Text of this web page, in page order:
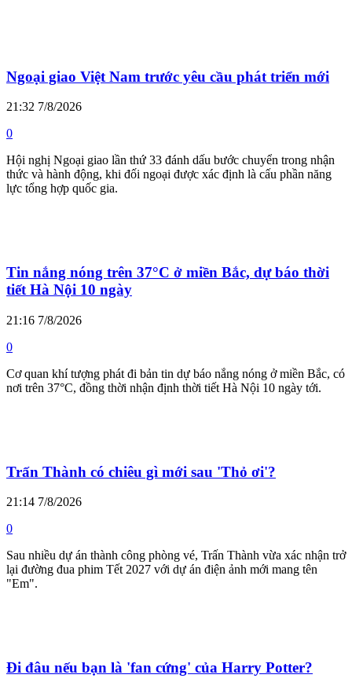
Ngoại giao Việt Nam trước yêu cầu phát triển mới
21:32 7/8/2026
0
Hội nghị Ngoại giao lần thứ 33 đánh dấu bước chuyển trong nhận
thức và hành động, khi đối ngoại được xác định là cấu phần năng
lực tổng hợp quốc gia.
Tin nắng nóng trên 37°C ở miền Bắc, dự báo thời
tiết Hà Nội 10 ngày
21:16 7/8/2026
0
Cơ quan khí tượng phát đi bản tin dự báo nắng nóng ở miền Bắc, có
nơi trên 37°C, đồng thời nhận định thời tiết Hà Nội 10 ngày tới.
Trấn Thành có chiêu gì mới sau 'Thỏ ơi'?
21:14 7/8/2026
0
Sau nhiều dự án thành công phòng vé, Trấn Thành vừa xác nhận trở
lại đường đua phim Tết 2027 với dự án điện ảnh mới mang tên
"Em".
Đi đâu nếu bạn là 'fan cứng' của Harry Potter?